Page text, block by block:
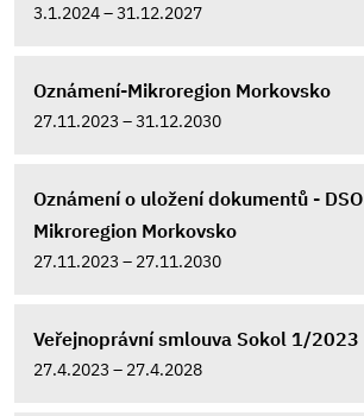
3.1.2024 – 31.12.2027
Oznámení-Mikroregion Morkovsko
27.11.2023 – 31.12.2030
Oznámení o uložení dokumentů - DSO
Mikroregion Morkovsko
27.11.2023 – 27.11.2030
Veřejnoprávní smlouva Sokol 1/2023
27.4.2023 – 27.4.2028